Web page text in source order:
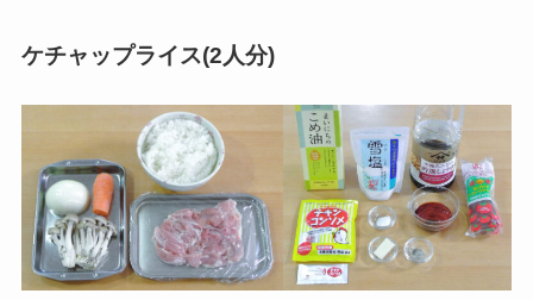
ケチャップライス(2人分)